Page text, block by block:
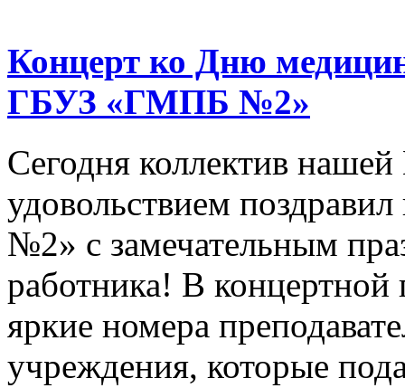
Концерт ко Дню
ГБУЗ «ГМПБ №2»
Сегодня коллектив
удовольствием
№2» с замечательным
работника! В
яркие номера
учреждения, которые